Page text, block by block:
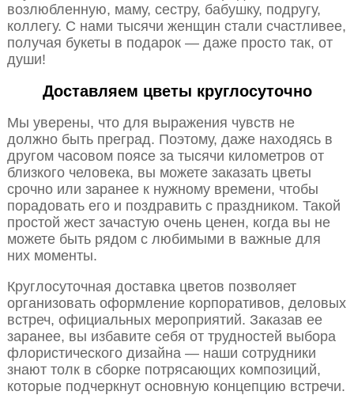
возлюбленную, маму, сестру, бабушку, подругу,
коллегу. С нами тысячи женщин стали счастливее,
получая букеты в подарок — даже просто так, от
души!
Доставляем цветы круглосуточно
Мы уверены, что для выражения чувств не
должно быть преград. Поэтому, даже находясь в
другом часовом поясе за тысячи километров от
близкого человека, вы можете заказать цветы
срочно или заранее к нужному времени, чтобы
порадовать его и поздравить с праздником. Такой
простой жест зачастую очень ценен, когда вы не
можете быть рядом с любимыми в важные для
них моменты.
Круглосуточная доставка цветов позволяет
организовать оформление корпоративов, деловых
встреч, официальных мероприятий. Заказав ее
заранее, вы избавите себя от трудностей выбора
флористического дизайна — наши сотрудники
знают толк в сборке потрясающих композиций,
которые подчеркнут основную концепцию встречи.